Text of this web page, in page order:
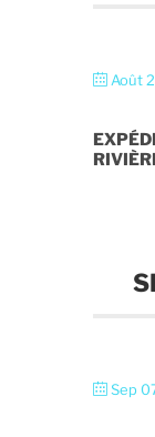
Août
Sep